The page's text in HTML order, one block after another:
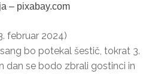
– pixabay.com
februar 2024)
bo potekal šestič, tokrat 3.
dan se bodo zbrali gostinci in